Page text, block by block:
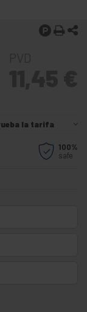
la tarifa
100%
safe